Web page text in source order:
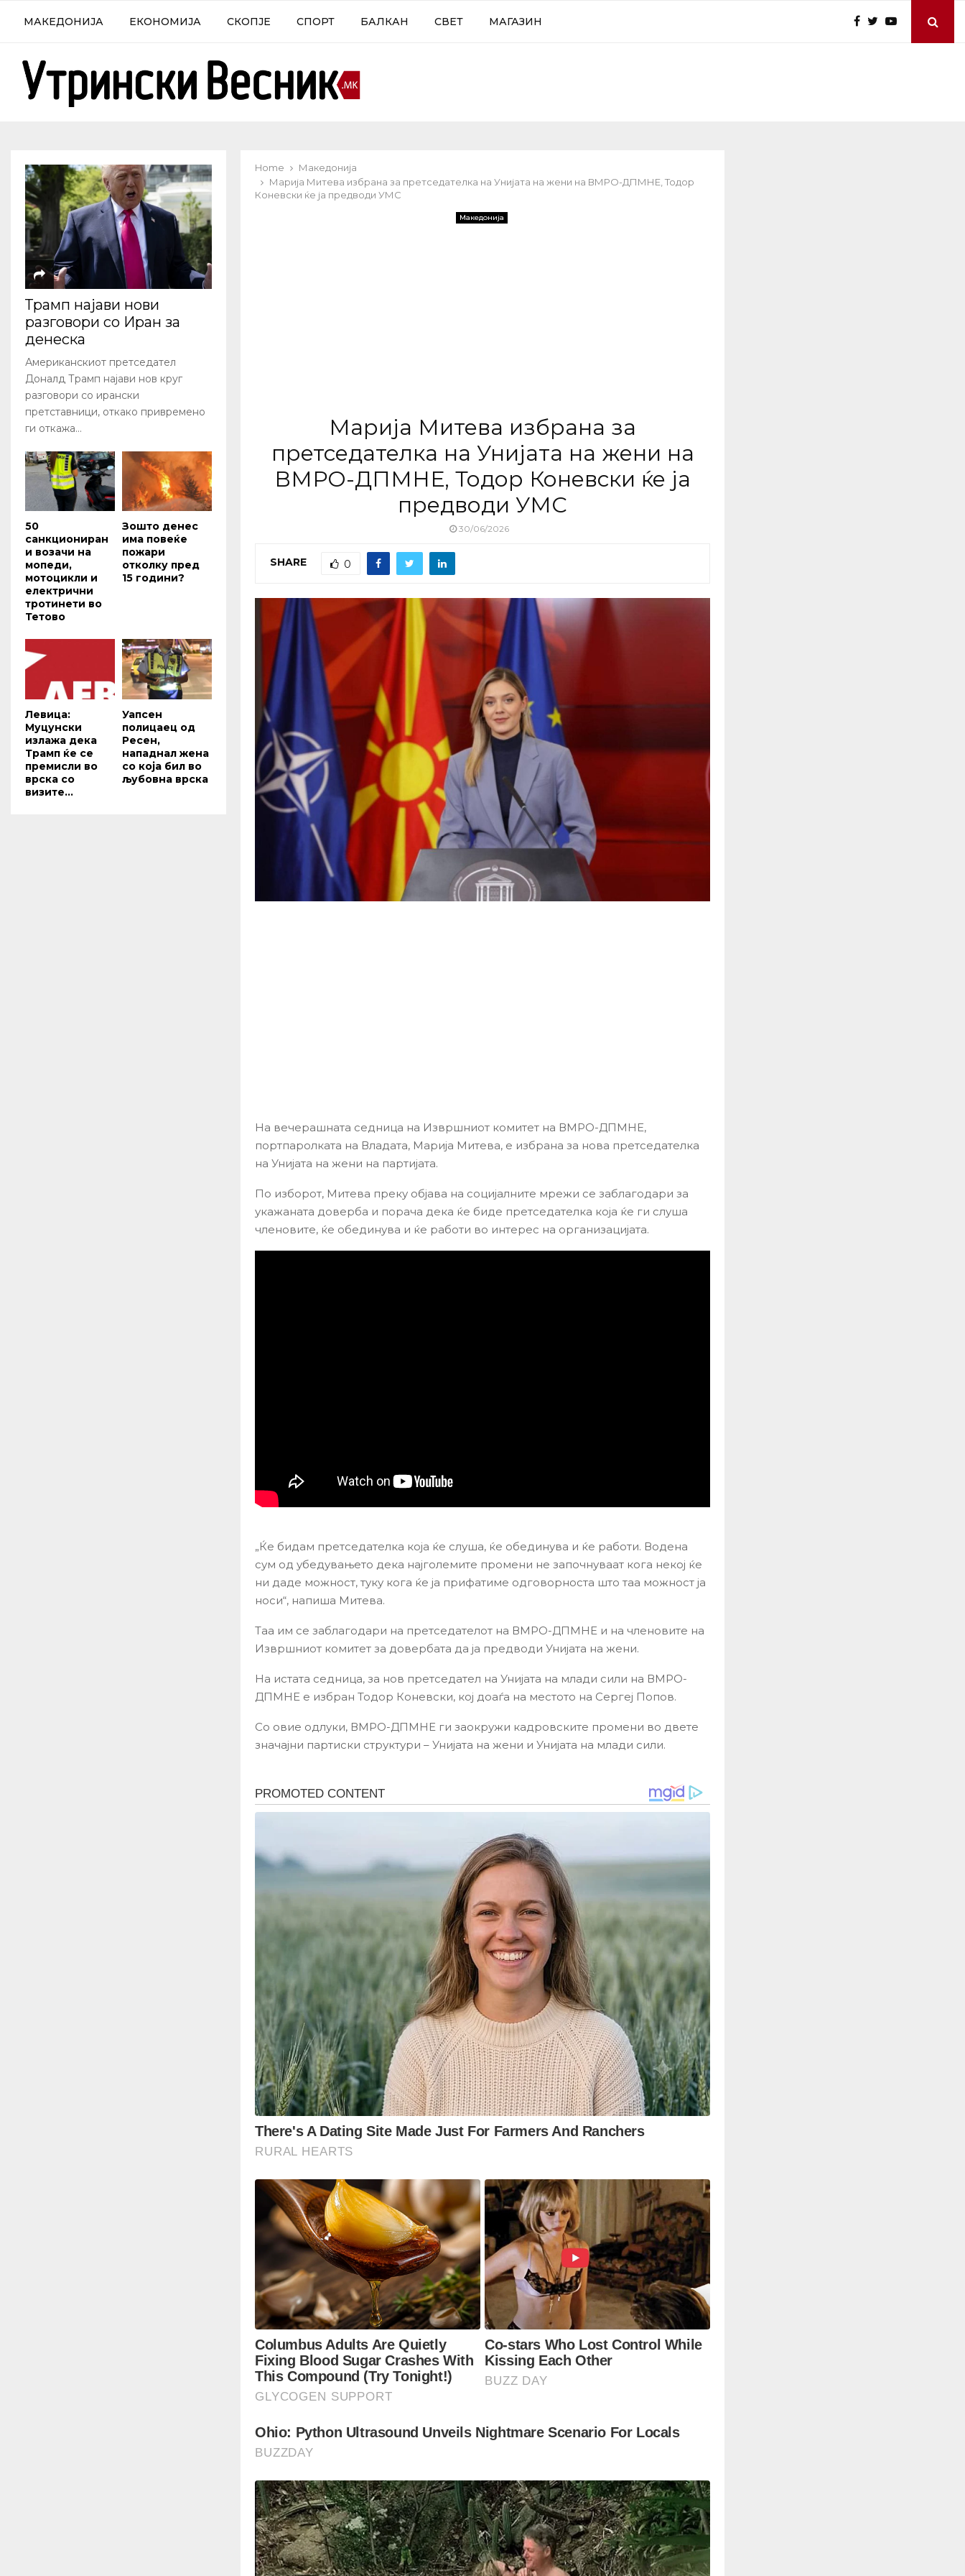
МАКЕДОНИЈА ЕКОНОМИЈА СКОПЈЕ СПОРТ БАЛКАН СВЕТ МАГАЗИН
Home
Македонија
Марија Митева избрана за претседателка на Унијата на жени на ВМРО-ДПМНЕ, Тодор
Коневски ќе ја предводи УМС
Македонија
Марија Митева избрана за
претседателка на Унијата на жени на
ВМРО-ДПМНЕ, Тодор Коневски ќе ја
предводи УМС
30/06/2026
SHARE 0
На вечерашната седница на Извршниот комитет на ВМРО-ДПМНЕ,
портпаролката на Владата, Марија Митева, е избрана за нова претседателка
на Унијата на жени на партијата.
По изборот, Митева преку објава на социјалните мрежи се заблагодари за
укажаната доверба и порача дека ќе биде претседателка која ќе ги слуша
членовите, ќе обединува и ќе работи во интерес на организацијата.
„Ќе бидам претседателка која ќе слуша, ќе обединува и ќе работи. Водена
сум од убедувањето дека најголемите промени не започнуваат кога некој ќе
ни даде можност, туку кога ќе ја прифатиме одговорноста што таа можност ја
носи“, напиша Митева.
Таа им се заблагодари на претседателот на ВМРО-ДПМНЕ и на членовите на
Извршниот комитет за довербата да ја предводи Унијата на жени.
На истата седница, за нов претседател на Унијата на млади сили на ВМРО-
ДПМНЕ е избран Тодор Коневски, кој доаѓа на местото на Сергеј Попов.
Со овие одлуки, ВМРО-ДПМНЕ ги заокружи кадровските промени во двете
значајни партиски структури – Унијата на жени и Унијата на млади сили.
Трамп најави нови
разговори со Иран за
денеска
Американскиот претседател
Доналд Трамп најави нов круг
разговори со ирански
претставници, откако привремено
ги откажа...
50
санкциониран
и возачи на
мопеди,
мотоцикли и
електрични
тротинети во
Тетово
Зошто денес
има повеќе
пожари
отколку пред
15 години?
Левица:
Муцунски
излажа дека
Трамп ќе се
премисли во
врска со
визите...
Уапсен
полицаец од
Ресен,
нападнал жена
со која бил во
љубовна врска